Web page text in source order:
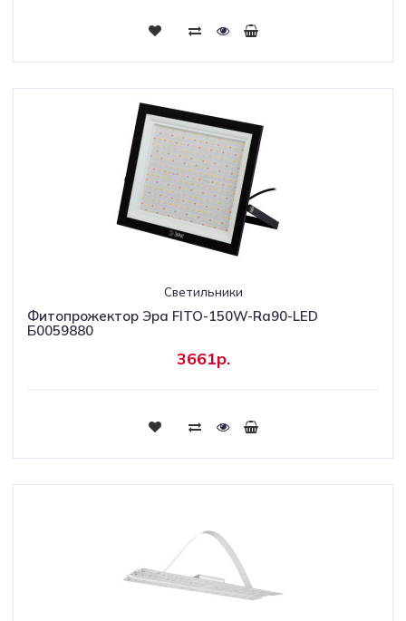
Светильники
Фитопрожектор Эра FITO-150W-Ra90-LED
Б0059880
3661р.